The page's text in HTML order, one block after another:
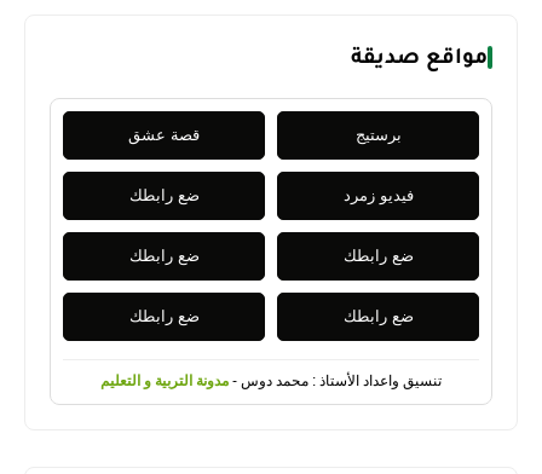
مواقع صديقة
برستيج قصة عشق
فيديو زمرد ضع رابطك
ضع رابطك ضع رابطك
ضع رابطك ضع رابطك
تنسيق واعداد الأستاذ : محمد دوس - مدونة التربية و التعليم